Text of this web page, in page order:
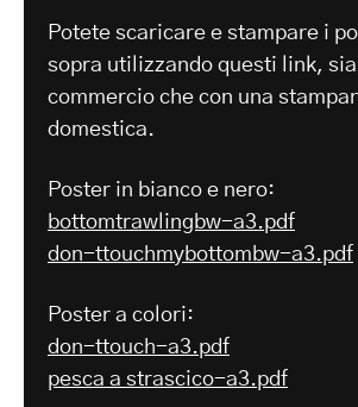
Potete scaricare e stampare i
sopra utilizzando questi link,
commercio che con una
domestica.
Poster in bianco e nero:
bottomtrawlingbw-a3.pdf
don-ttouchmybottombw-a3.pdf
Poster a colori:
don-ttouch-a3.pdf
pesca a strascico-a3.pdf